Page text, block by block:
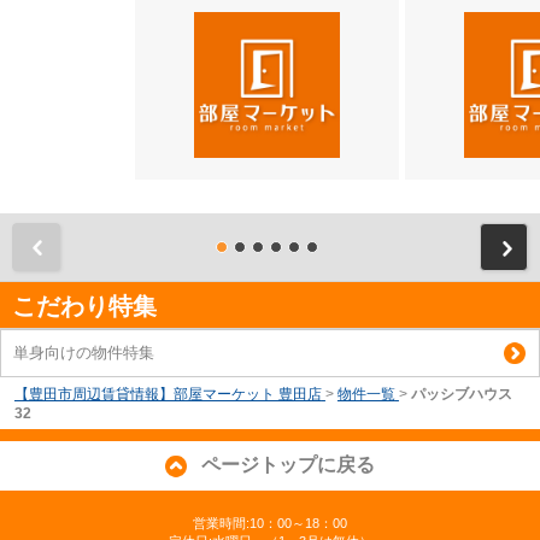
こだわり特集
単身向けの物件特集
【豊田市周辺賃貸情報】部屋マーケット 豊田店 > 物件一覧 > パッシブハウス
32
ページトップに戻る
営業時間:10：00～18：00